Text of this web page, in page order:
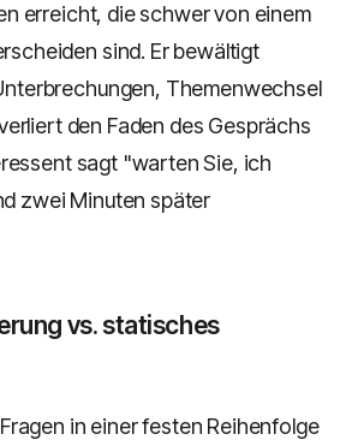
erreicht, die schwer von einem
sind. Er bewältigt
Themenwechsel
den Faden des Gesprächs
sagt "warten Sie, ich
zwei Minuten später
vs. statisches
in einer festen Reihenfolge